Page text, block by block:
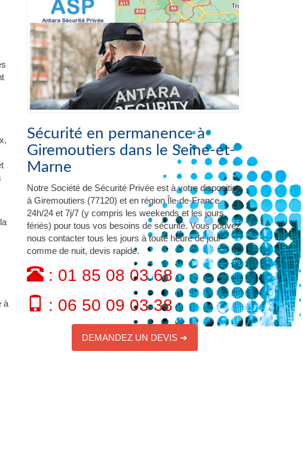
à
Sécurité en permanence à
Giremoutiers dans le Seine-et-
Marne
Notre Société de Sécurité Privée est à votre disposition
à Giremoutiers (77120) et en région Île-de-France
24h/24 et 7j/7 (y compris les weekends et les jours
fériés) pour tous vos besoins de sécurité. Vous pouvez
nous contacter tous les jours à toute heure de jour
comme de nuit, devis rapide.
: 01 85 08 03 68
: 06 50 09 03 38
DEMANDEZ UN DEVIS ➔